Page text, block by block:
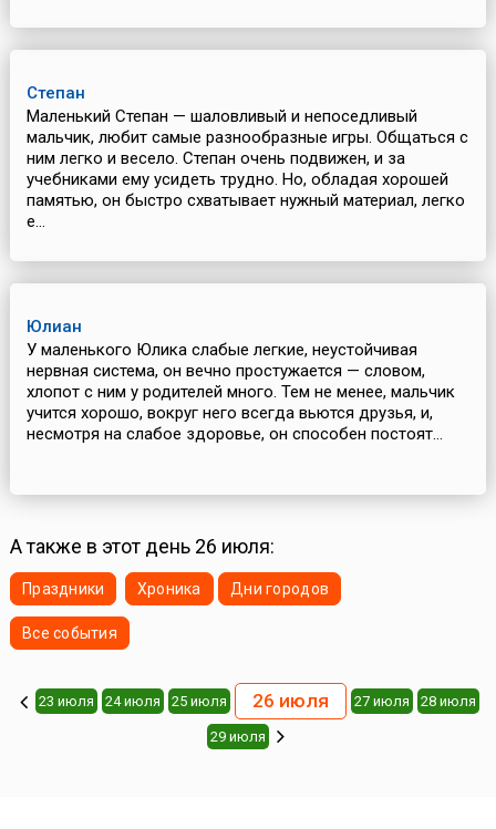
Степан
Маленький Степан — шаловливый и непоседливый
мальчик, любит самые разнообразные игры. Общаться с
ним легко и весело. Степан очень подвижен, и за
учебниками ему усидеть трудно. Но, обладая хорошей
памятью, он быстро схватывает нужный материал, легко
е...
Юлиан
У маленького Юлика слабые легкие, неустойчивая
нервная система, он вечно простужается — словом,
хлопот с ним у родителей много. Тем не менее, мальчик
учится хорошо, вокруг него всегда вьются друзья, и,
несмотря на слабое здоровье, он способен постоят...
А также в этот день 26 июля:
Праздники Хроника Дни городов
Все события
23 июля 24 июля 25 июля 26 июля 27 июля 28 июля
29 июля